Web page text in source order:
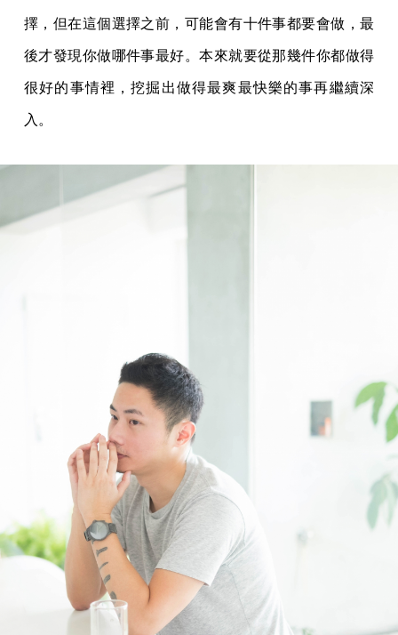
擇，但在這個選擇之前，可能會有十件事都要會做，最
後才發現你做哪件事最好。本來就要從那幾件你都做得
很好的事情裡，挖掘出做得最爽最快樂的事再繼續深
入。